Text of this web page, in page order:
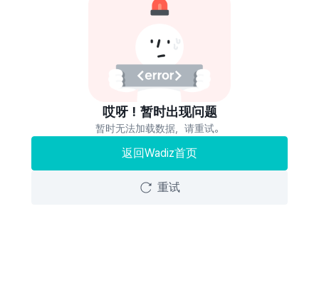
哎呀！暂时出现问题
暂时无法加载数据，请重试。
返回Wadiz首页
重试